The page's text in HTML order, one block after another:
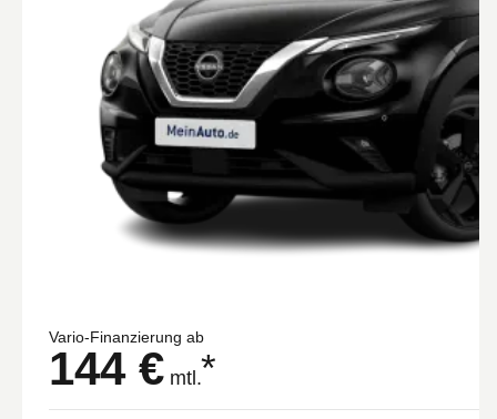
Vario-Finanzierung ab
144 € mtl.*